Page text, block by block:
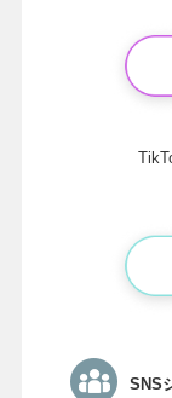
SNS